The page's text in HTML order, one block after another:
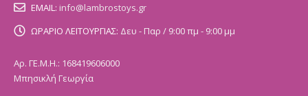
EMAIL: info@lambrostoys.gr
ΩΡΑΡΙΟ ΛΕΙΤΟΥΡΓΙΑΣ: Δευ - Παρ / 9:00 πμ - 9:00 μμ
Αρ. ΓΕ.Μ.Η.: 168419606000
Μπησικλή Γεωργία